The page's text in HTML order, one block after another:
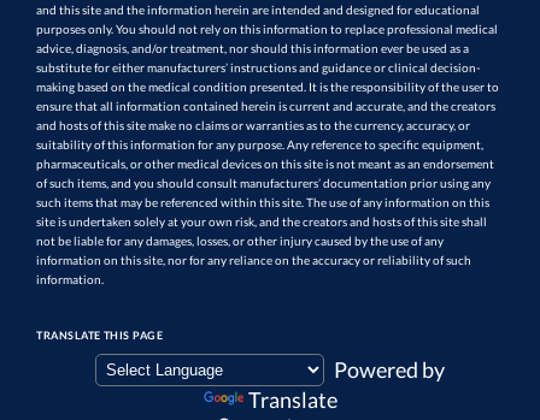
and this site and the information herein are intended and designed for educational
purposes only. You should not rely on this information to replace professional medical
advice, diagnosis, and/or treatment, nor should this information ever be used as a
substitute for either manufacturers’ instructions and guidance or clinical decision-
making based on the medical condition presented. It is the responsibility of the user to
ensure that all information contained herein is current and accurate, and the creators
and hosts of this site make no claims or warranties as to the currency, accuracy, or
suitability of this information for any purpose. Any reference to specific equipment,
pharmaceuticals, or other medical devices on this site is not meant as an endorsement
of such items, and you should consult manufacturers’ documentation prior using any
such items that may be referenced within this site. The use of any information on this
site is undertaken solely at your own risk, and the creators and hosts of this site shall
not be liable for any damages, losses, or other injury caused by the use of any
information on this site, nor for any reliance on the accuracy or reliability of such
information.
TRANSLATE THIS PAGE
Powered by
Translate